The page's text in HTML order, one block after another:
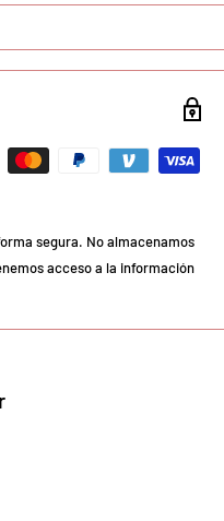
segura. No almacenamos
acceso a la información